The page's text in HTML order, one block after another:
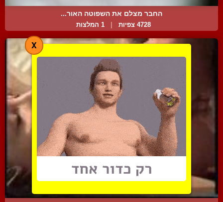
החבר מצלם את השפוטה האור...
4728 צפיות 1 המלצות
X